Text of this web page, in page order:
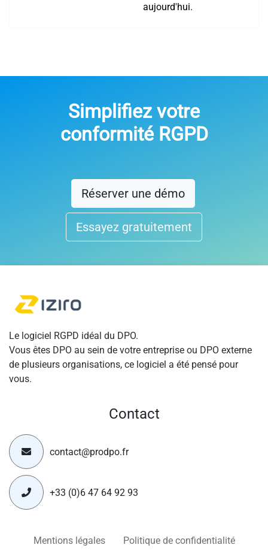
aujourd'hui.
Simplifiez votre
conformité RGPD
Réserver une démo
Essayez gratuitement
Le logiciel RGPD idéal du DPO.
Vous êtes DPO au sein de votre entreprise ou DPO externe
de plusieurs organisations, ce logiciel a été pensé pour
vous.
Contact
contact@prodpo.fr
+33 (0)6 47 64 92 93
Mentions légales Politique de confidentialité